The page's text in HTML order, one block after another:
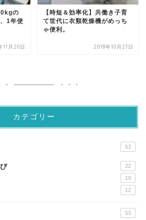
の
1年使
11月20日
【時短＆効率化】共働き子育
て世代に衣類乾燥機がめっち
ゃ便利。
2018年10月21日
カテゴリー
53
22
19
12
53